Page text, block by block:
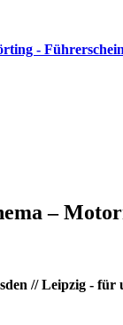
–
// Leipzig - für